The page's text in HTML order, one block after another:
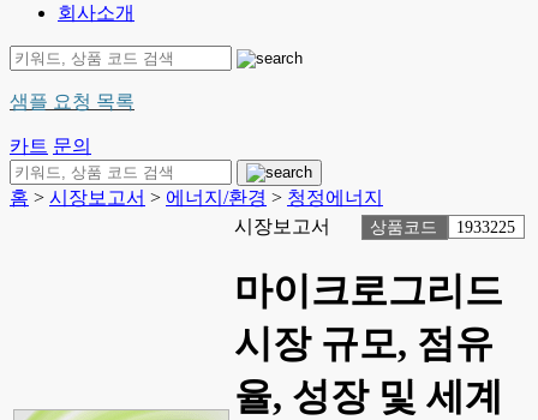
회사소개
샘플 요청 목록
카트 문의
홈 > 시장보고서 > 에너지/환경 > 청정에너지
시장보고서
상품코드 1933225
마이크로그리드
시장 규모, 점유
율, 성장 및 세계